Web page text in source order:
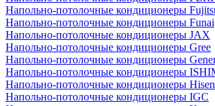
Напольно-потолочные кондиционеры
Напольно-потолочные кондиционеры Funai
Напольно-потолочные кондиционеры JAX
Напольно-потолочные кондиционеры Gree
Напольно-потолочные кондиционеры
Напольно-потолочные кондиционеры
Напольно-потолочные кондиционеры
Напольно-потолочные кондиционеры IGC